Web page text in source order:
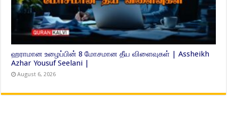
ஹராமான உழைப்பின் 8 மோசமான தீய விளைவுகள் | Assheikh
Azhar Yousuf Seelani |
August 6, 2026